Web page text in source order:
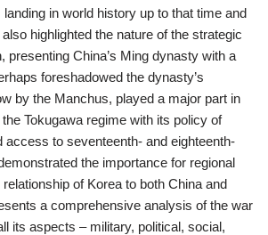
in world history up to that time and
highlighted the nature of the strategic
presenting China’s Ming dynasty with a
foreshadowed the dynasty’s
by the Manchus, played a major part in
Tokugawa regime with its policy of
access to seventeenth- and eighteenth-
the importance for regional
of Korea to both China and
a comprehensive analysis of the war
its aspects – military, political, social,